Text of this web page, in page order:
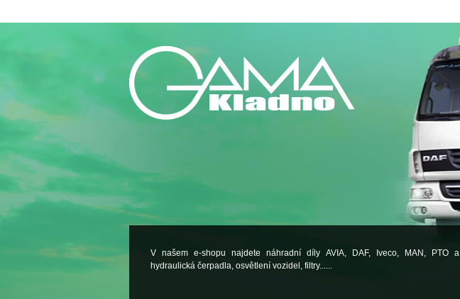
V našem e-shopu najdete náhradní díly AVIA, DAF, Iveco, MAN, PTO a
hydraulická čerpadla, osvětlení vozidel, filtry......